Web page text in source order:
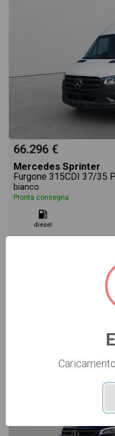
66.296 €
Mercedes Sprinter
Furgone 315CDI 37/35
bianco
Pronta consegna
diesel